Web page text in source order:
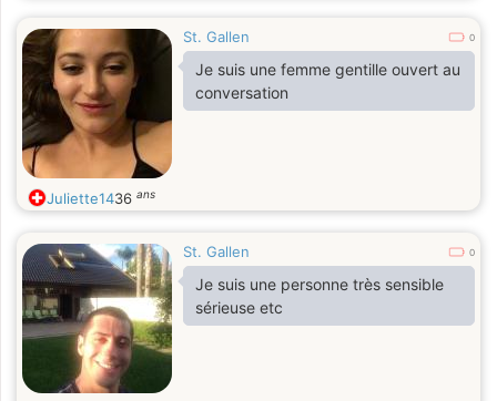
St. Gallen 0
Je suis une femme gentille ouvert au
conversation
Juliette1436 ans
St. Gallen 0
Je suis une personne très sensible
sérieuse etc